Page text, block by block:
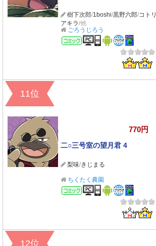
樹下次郎/1boshi/黒野六郎/コトリ
アキラ/他
ごろうじろう
コミック
11位
770円
二○三号室の望月君 4
梨味/きじまる
ちくたく農園
コミック
12位